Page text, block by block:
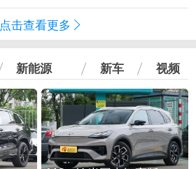
点击查看更多
新能源 新车 视频